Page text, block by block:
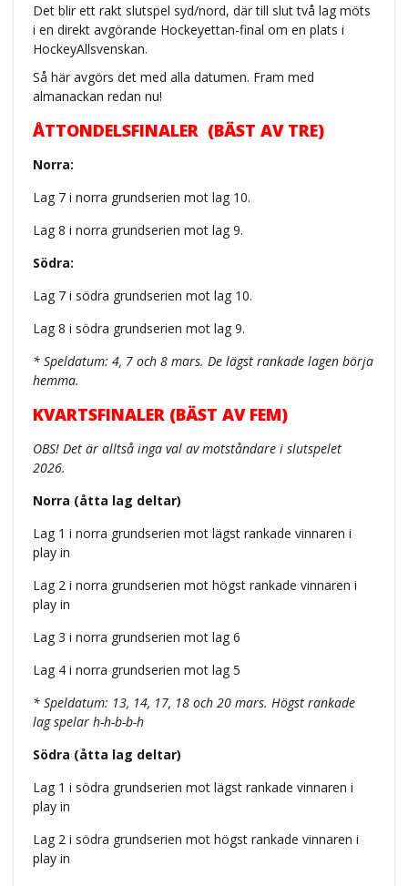
Det blir ett rakt slutspel syd/nord, där till slut två lag möts
i en direkt avgörande Hockeyettan-final om en plats i
HockeyAllsvenskan.
Så här avgörs det med alla datumen. Fram med
almanackan redan nu!
ÅTTONDELSFINALER (BÄST AV TRE)
Norra:
Lag 7 i norra grundserien mot lag 10.
Lag 8 i norra grundserien mot lag 9.
Södra:
Lag 7 i södra grundserien mot lag 10.
Lag 8 i södra grundserien mot lag 9.
* Speldatum: 4, 7 och 8 mars. De lägst rankade lagen börja
hemma.
KVARTSFINALER (BÄST AV FEM)
OBS! Det är alltså inga val av motståndare i slutspelet
2026.
Norra (åtta lag deltar)
Lag 1 i norra grundserien mot lägst rankade vinnaren i
play in
Lag 2 i norra grundserien mot högst rankade vinnaren i
play in
Lag 3 i norra grundserien mot lag 6
Lag 4 i norra grundserien mot lag 5
* Speldatum: 13, 14, 17, 18 och 20 mars. Högst rankade
lag spelar h-h-b-b-h
Södra (åtta lag deltar)
Lag 1 i södra grundserien mot lägst rankade vinnaren i
play in
Lag 2 i södra grundserien mot högst rankade vinnaren i
play in